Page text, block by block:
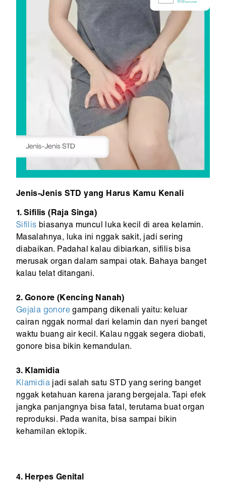
Jenis-Jenis STD yang Harus Kamu Kenali
1. Sifilis (Raja Singa)
Sifilis biasanya muncul luka kecil di area kelamin.
Masalahnya, luka ini nggak sakit, jadi sering
diabaikan. Padahal kalau dibiarkan, sifilis bisa
merusak organ dalam sampai otak. Bahaya banget
kalau telat ditangani.
2. Gonore (Kencing Nanah)
Gejala gonore gampang dikenali yaitu: keluar
cairan nggak normal dari kelamin dan nyeri banget
waktu buang air kecil. Kalau nggak segera diobati,
gonore bisa bikin kemandulan.
3. Klamidia
Klamidia jadi salah satu STD yang sering banget
nggak ketahuan karena jarang bergejala. Tapi efek
jangka panjangnya bisa fatal, terutama buat organ
reproduksi. Pada wanita, bisa sampai bikin
kehamilan ektopik.
4. Herpes Genital